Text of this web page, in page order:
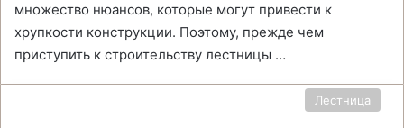
множество нюансов, которые могут привести к
хрупкости конструкции. Поэтому, прежде чем
приступить к строительству лестницы …
Лестница